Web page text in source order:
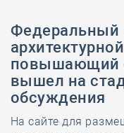
Федеральный
повышающий
вышел на
обсуждения
На сайте для